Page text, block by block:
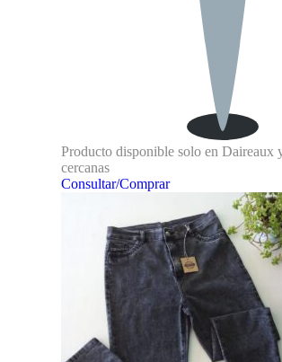
Producto disponible solo en Daireaux
cercanas
Consultar/Comprar